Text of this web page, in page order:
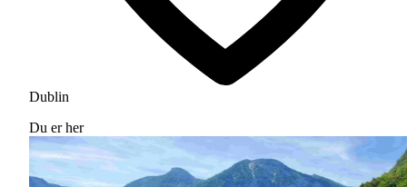
Dublin
Du er her